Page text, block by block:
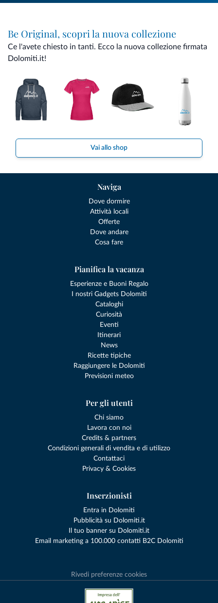
Be Original, scopri la nuova collezione
Ce l'avete chiesto in tanti. Ecco la nuova collezione firmata
Dolomiti.it!
Vai allo shop
Naviga
Dove dormire
Attività locali
Offerte
Dove andare
Cosa fare
Pianifica la vacanza
Esperienze e Buoni Regalo
I nostri Gadgets Dolomiti
Cataloghi
Curiosità
Eventi
Itinerari
News
Ricette tipiche
Raggiungere le Dolomiti
Previsioni meteo
Per gli utenti
Chi siamo
Lavora con noi
Credits & partners
Condizioni generali di vendita e di utilizzo
Contattaci
Privacy & Cookies
Inserzionisti
Entra in Dolomiti
Pubblicità su Dolomiti.it
Il tuo banner su Dolomiti.it
Email marketing a 100.000 contatti B2C Dolomiti
Rivedi preferenze cookies